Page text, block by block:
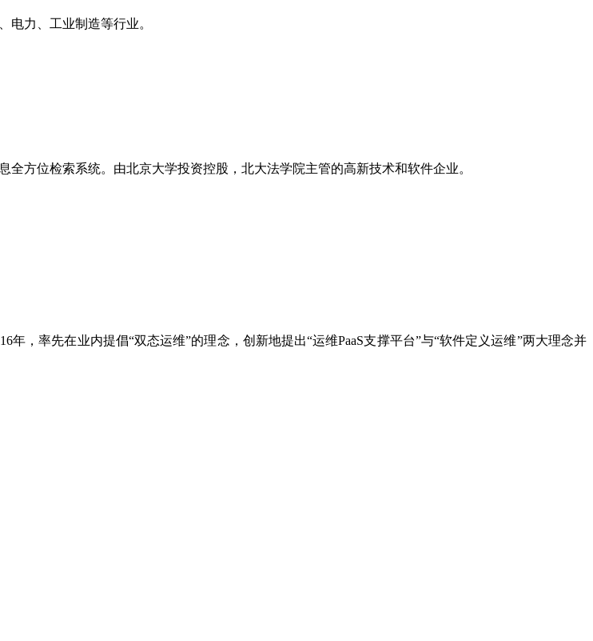
电力、工业制造等行业。
方位检索系统。由北京大学投资控股，北大法学院主管的高新技术和软件企业。
，率先在业内提倡“双态运维”的理念，创新地提出“运维PaaS支撑平台”与“软件定义运维”两大理念并